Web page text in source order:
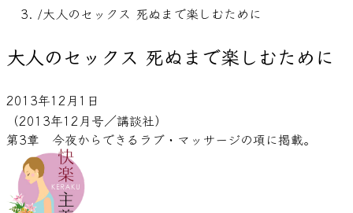
/大人のセックス 死ぬまで楽しむために
大人のセックス 死ぬまで楽しむために
2013年12月1日
（2013年12月号／講談社）
第3章　今夜からできるラブ・マッサージの項に掲載。